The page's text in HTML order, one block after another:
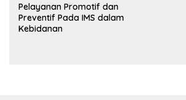
Pelayanan Promotif dan
Preventif Pada IMS dalam
Kebidanan